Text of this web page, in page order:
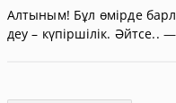
Алтыным! Бұл өмірде
деу – күпіршілік. Әйтсе.. —